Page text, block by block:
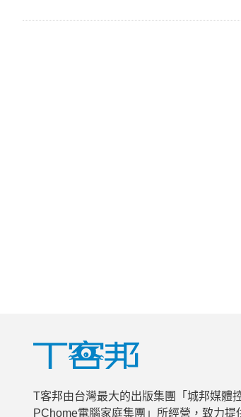
T客邦由台灣最大的出版集團「城邦媒體
PChome電腦家庭集團」所經營，致力提